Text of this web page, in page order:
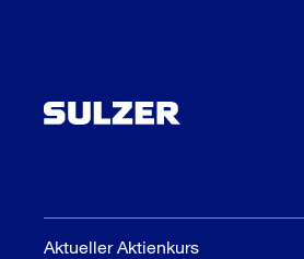
Aktueller Aktienkurs